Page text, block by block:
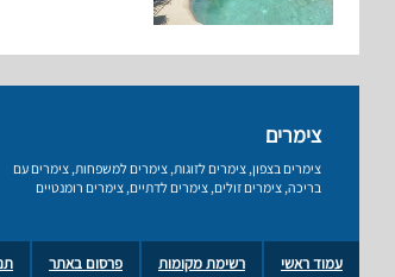
צימרים
צימרים בצפון, צימרים לזוגות, צימרים למשפחות, צימרים עם
בריכה, צימרים זולים, צימרים לדתיים, צימרים רומנטיים
עמוד ראשי רשימת מקומות פרסום באתר